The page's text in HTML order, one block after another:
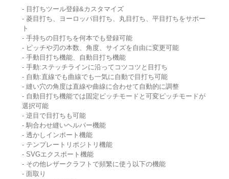
- 目打ちツール登録&カスタマイズ
- 菱目打ち、ヨーロッパ目打ち、丸目打ち、平目打ちをサポー
ト
- 手持ちの目打ちを何本でも登録可能
- ピッチや刃の本数、角度、サイズを自由に変更可能
- 手動目打ち機能、自動目打ち機能
- 手動:ステッチラインに沿ってコツコツと目打ち
- 自動:直線でも曲線でも一気に自動で目打ち可能
- 縫い穴の角度は直線や曲線に合わせて自動的に調整
- 自動目打ち機能では固定ピッチモードと可変ピッチモードが
選択可能
- 逆目で目打ちも可能
- 駒合わせ縫いヘルパー機能
- 透かしインポート機能
- テンプレートリポジトリ機能
- SVGエクスポート機能
- その他レザークラフトで頻繁に使う以下の機能
- 面取り